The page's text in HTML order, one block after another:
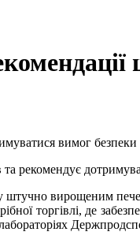
вимог
рекомендує
штучно вирощеним
торгівлі, де